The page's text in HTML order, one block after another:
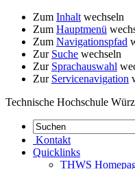
Zum Inhalt wechseln
Zum Hauptmenü
Zum Navigationspfad
Zur Suche wechseln
Zur Sprachauswahl
Zur Servicenavigation
Technische Hochschule
Kontakt
Quicklinks
THWS